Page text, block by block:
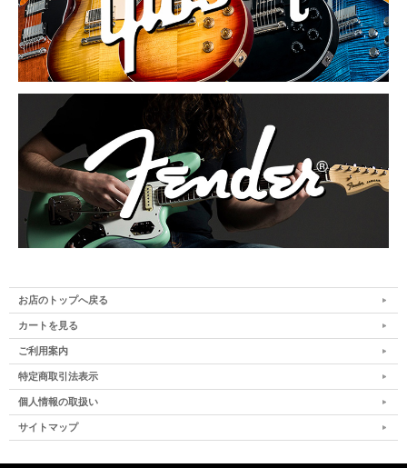
お店のトップへ戻る
カートを見る
ご利用案内
特定商取引法表示
個人情報の取扱い
サイトマップ